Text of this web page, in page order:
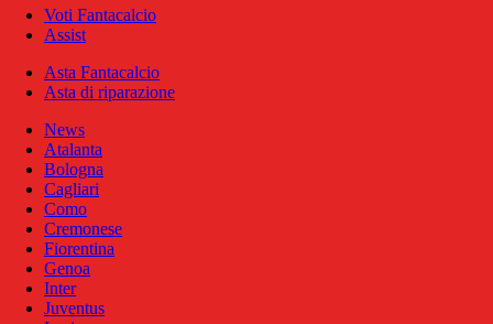
Voti Fantacalcio
Assist
Asta Fantacalcio
Asta di riparazione
News
Atalanta
Bologna
Cagliari
Como
Cremonese
Fiorentina
Genoa
Inter
Juventus